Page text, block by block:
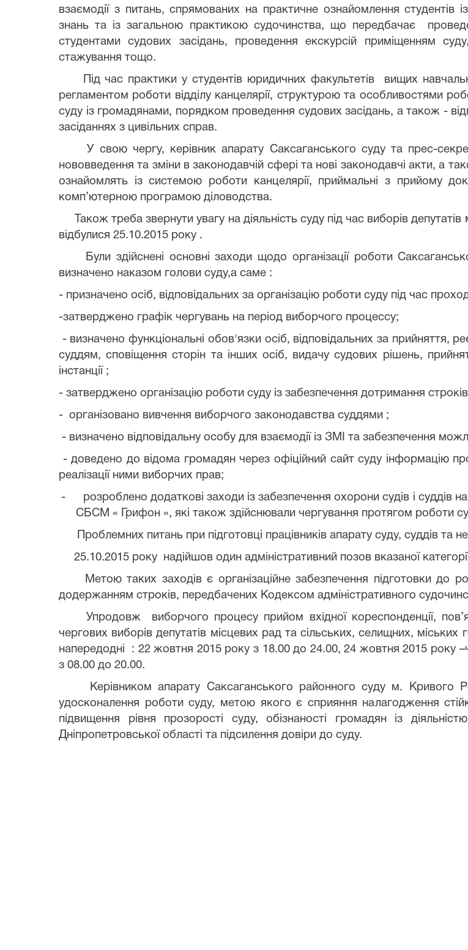
взаємодії з питань, спрямованих на практичне ознайомлення
знань та із загальною практикою судочинства, що передбачає
студентами судових засідань, проведення екскурсій приміщенням
стажування тощо.
Під час практики у студентів юридичних факультетів вищих
регламентом роботи відділу канцелярії, структурою та особливостями
суду із громадянами, порядком проведення судових засідань, а також -
засіданнях з цивільних справ.
У свою чергу, керівник апарату Саксаганського суду та прес-
нововведення та зміни в законодавчій сфері та нові законодавчі акти, а
ознайомлять із системою роботи канцелярії, приймальні з прийому
комп’ютерною програмою діловодства.
Також треба звернути увагу на діяльність суду під час виборів депутатів
відбулися 25.10.2015 року .
Були здійснені основні заходи щодо організації роботи
визначено наказом голови суду,а саме :
- призначено осіб, відповідальних за організацію роботи суду під час
-затверджено графік чергувань на період виборчого процессу;
- визначено функціональні обов'язки осіб, відповідальних за прийняття,
суддям, сповіщення сторін та інших осіб, видачу судових рішень,
інстанції ;
- затверджено організацію роботи суду із забезпечення дотримання строків
- організовано вивчення виборчого законодавства суддями ;
- визначено відповідальну особу для взаємодії із ЗМІ та забезпечення
- доведено до відома громадян через офіційний сайт суду інформацію
реалізації ними виборчих прав;
-
розроблено додаткові заходи із забезпечення охорони судів і суддів
СБСМ « Грифон », які також здійснювали чергування протягом роботи
Проблемних питань при підготовці працівників апарату суду, суддів та
25.10.2015 року надійшов один адміністративний позов вказаної
Метою таких заходів є організаційне забезпечення підготовки до
додержанням строків, передбачених Кодексом адміністративного
Упродовж виборчого процесу прийом вхідної кореспонденції,
чергових виборів депутатів місцевих рад та сільських, селищних, міських
напередодні : 22 жовтня 2015 року з 18.00 до 24.00, 24 жовтня 2015 року
з 08.00 до 20.00.
Керівником апарату Саксаганського районного суду м. Кривого
удосконалення роботи суду, метою якого є сприяння налагодження
підвищення рівня прозорості суду, обізнаності громадян із
Дніпропетровської області та підсилення довіри до суду.